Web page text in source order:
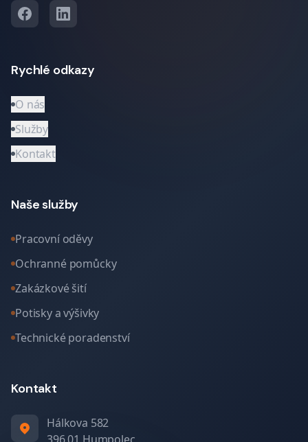
Rychlé odkazy
O nás
Služby
Kontakt
Naše služby
Pracovní oděvy
Ochranné pomůcky
Zakázkové šití
Potisky a výšivky
Technické poradenství
Kontakt
Hálkova 582